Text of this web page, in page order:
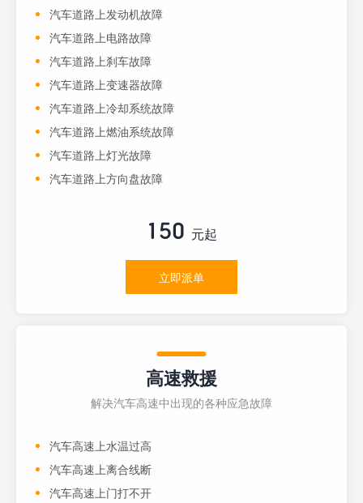
汽车道路上发动机故障
汽车道路上电路故障
汽车道路上刹车故障
汽车道路上变速器故障
汽车道路上冷却系统故障
汽车道路上燃油系统故障
汽车道路上灯光故障
汽车道路上方向盘故障
150 元起
立即派单
高速救援
解决汽车高速中出现的各种应急故障
汽车高速上水温过高
汽车高速上离合线断
汽车高速上门打不开